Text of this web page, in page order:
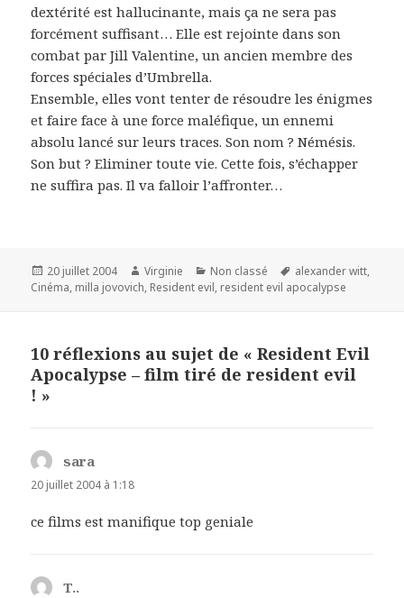
dextérité est hallucinante, mais ça ne sera pas
forcément suffisant… Elle est rejointe dans son
combat par Jill Valentine, un ancien membre des
forces spéciales d’Umbrella.
Ensemble, elles vont tenter de résoudre les énigmes
et faire face à une force maléfique, un ennemi
absolu lancé sur leurs traces. Son nom ? Némésis.
Son but ? Eliminer toute vie. Cette fois, s’échapper
ne suffira pas. Il va falloir l’affronter…
Publié
le
20 juillet 2004 Auteur
Virginie Catégories
Non classé
Mots-
clés
alexander witt,
Cinéma, milla jovovich, Resident evil, resident evil apocalypse
10 réflexions au sujet de « Resident Evil
Apocalypse – film tiré de resident evil
! »
sara
20 juillet 2004 à 1:18
ce films est manifique top geniale
T..